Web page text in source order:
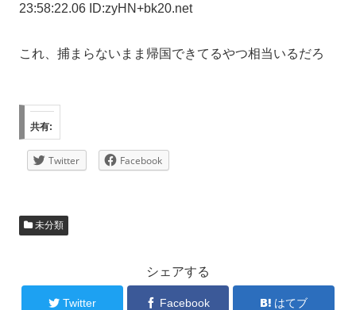
23:58:22.06 ID:zyHN+bk20.net
これ、捕まらないまま帰国できてるやつ相当いるだろ
共有:
Twitter Facebook
未分類
シェアする
Twitter Facebook はてブ